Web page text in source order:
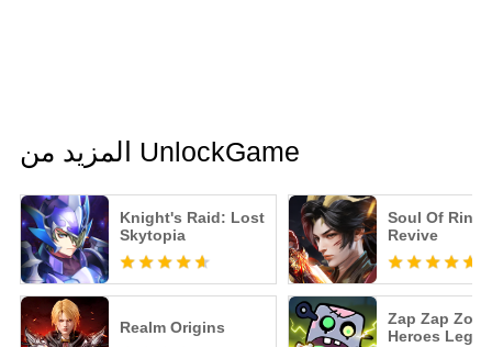
المزيد من UnlockGame
Knight's Raid: Lost
Skytopia
Soul Of Ring:
Revive
Realm Origins
Zap Zap
Heroes